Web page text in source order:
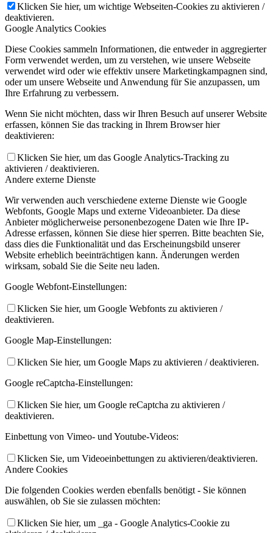
Klicken Sie hier, um wichtige Webseiten-Cookies zu aktivieren /
deaktivieren.
Google Analytics Cookies
Diese Cookies sammeln Informationen, die entweder in aggregierter
Form verwendet werden, um zu verstehen, wie unsere Webseite
verwendet wird oder wie effektiv unsere Marketingkampagnen sind,
oder um unsere Webseite und Anwendung für Sie anzupassen, um
Ihre Erfahrung zu verbessern.
Wenn Sie nicht möchten, dass wir Ihren Besuch auf unserer Website
erfassen, können Sie das tracking in Ihrem Browser hier
deaktivieren:
Klicken Sie hier, um das Google Analytics-Tracking zu
aktivieren / deaktivieren.
Andere externe Dienste
Wir verwenden auch verschiedene externe Dienste wie Google
Webfonts, Google Maps und externe Videoanbieter. Da diese
Anbieter möglicherweise personenbezogene Daten wie Ihre IP-
Adresse erfassen, können Sie diese hier sperren. Bitte beachten Sie,
dass dies die Funktionalität und das Erscheinungsbild unserer
Website erheblich beeinträchtigen kann. Änderungen werden
wirksam, sobald Sie die Seite neu laden.
Google Webfont-Einstellungen:
Klicken Sie hier, um Google Webfonts zu aktivieren /
deaktivieren.
Google Map-Einstellungen:
Klicken Sie hier, um Google Maps zu aktivieren / deaktivieren.
Google reCaptcha-Einstellungen:
Klicken Sie hier, um Google reCaptcha zu aktivieren /
deaktivieren.
Einbettung von Vimeo- und Youtube-Videos:
Klicken Sie, um Videoeinbettungen zu aktivieren/deaktivieren.
Andere Cookies
Die folgenden Cookies werden ebenfalls benötigt - Sie können
auswählen, ob Sie sie zulassen möchten:
Klicken Sie hier, um _ga - Google Analytics-Cookie zu